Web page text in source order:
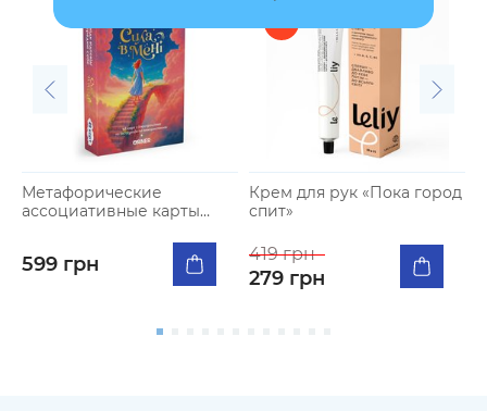
Метафорические
ассоциативные карты
599 грн
Крем для рук «Пока город
спит»
419 грн
279 грн